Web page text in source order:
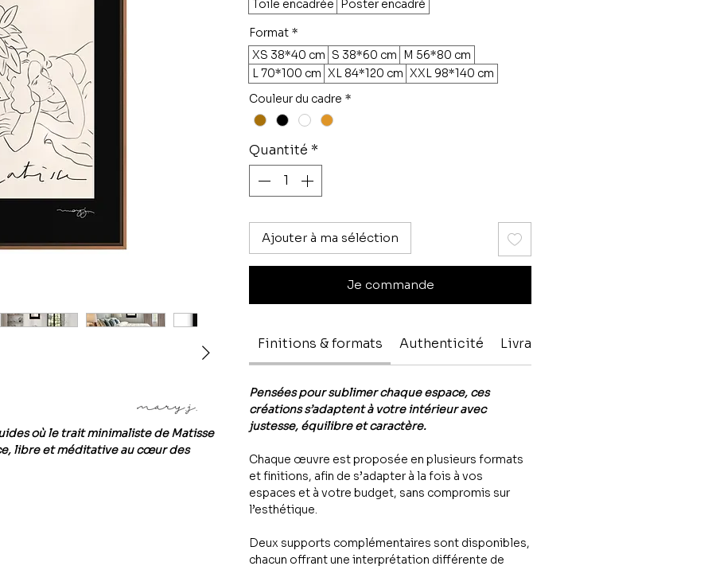
où le trait minimaliste de Matisse
libre et méditative au cœur des
Toile encadrée Poster encadré
Format *
XS 38*40 cm S 38*60 cm M 56*80 cm
L 70*100 cm XL 84*120 cm XXL 98*140 cm
Couleur du cadre *
Quantité *
Ajouter à ma séléction
Je commande
Finitions & formats Authenticité Livraison & paiment
Pensées pour sublimer chaque espace, ces
créations s’adaptent à votre intérieur avec
justesse, équilibre et caractère.
Chaque œuvre est proposée en plusieurs formats
et finitions, afin de s’adapter à la fois à vos
espaces et à votre budget, sans compromis sur
l’esthétique.
Deux supports complémentaires sont disponibles,
chacun offrant une interprétation différente de